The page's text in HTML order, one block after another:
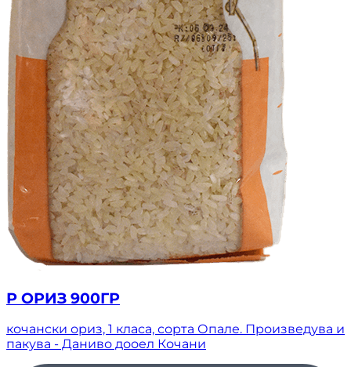
Р ОРИЗ 900ГР
кочански ориз, 1 класа, сорта Опале. Произведува и
пакува - Даниво дооел Кочани